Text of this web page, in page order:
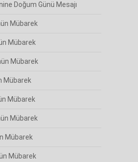
Doğum Günü Mesajı
Mübarek
Mübarek
Mübarek
Mübarek
Mübarek
Mübarek
Mübarek
Mübarek